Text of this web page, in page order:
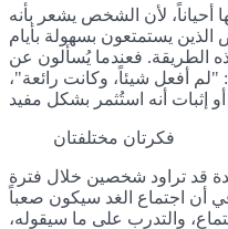
أحياناً، لأن الشخص يشعر بأنه
الذين يستمتعون بسهولة بأيام
الطريقة. فعندما يُسألون عن
"لم أفعل شيئاً، وكانت رائعة"،
فكرتان مختلفتان
قد تراود شخصين خلال فترة
والتدرب على ما سيقوله،